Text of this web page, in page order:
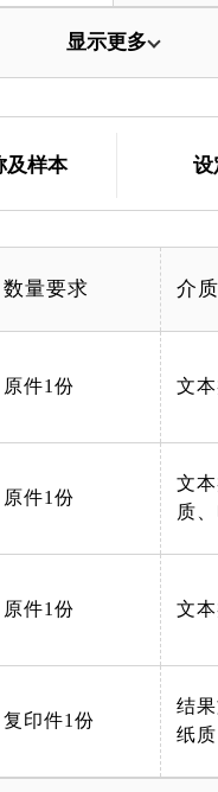
显示更多
及样本 设
数量要求 介
原件1份 文
原件1份
文
质
原件1份 文
复印件1份
结果
纸质